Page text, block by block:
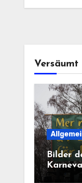
Versäumt
Bilder